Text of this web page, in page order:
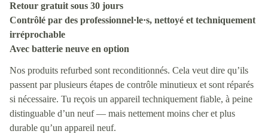
Retour gratuit sous 30 jours
Contrôlé par des professionnel·le·s, nettoyé et techniquement
irréprochable
Avec batterie neuve en option
Nos produits refurbed sont reconditionnés. Cela veut dire qu’ils
passent par plusieurs étapes de contrôle minutieux et sont réparés
si nécessaire. Tu reçois un appareil techniquement fiable, à peine
distinguable d’un neuf — mais nettement moins cher et plus
durable qu’un appareil neuf.